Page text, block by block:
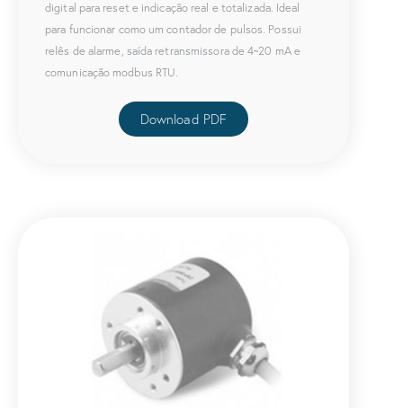
digital para reset e indicação real e totalizada. Ideal
para funcionar como um contador de pulsos. Possui
relês de alarme, saída retransmissora de 4~20 mA e
comunicação modbus RTU.
Download PDF